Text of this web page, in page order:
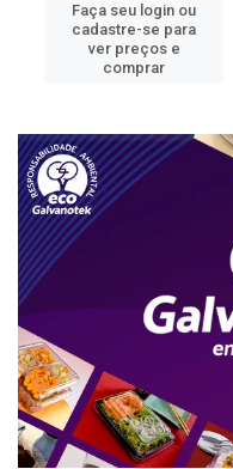
Faça seu login ou
cadastre-se para
ver preços e
comprar